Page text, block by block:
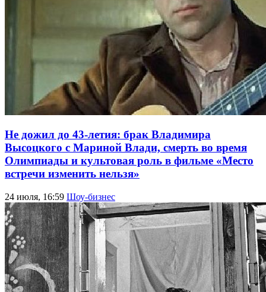
Не дожил до 43-летия: брак Владимира
Высоцкого с Мариной Влади, смерть во время
Олимпиады и культовая роль в фильме «Место
встречи изменить нельзя»
24 июля, 16:59 Шоу-бизнес